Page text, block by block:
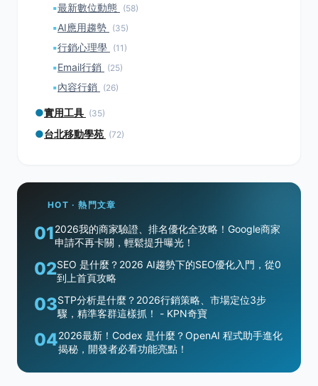
▪最新數位動態 (58)
▪AI應用趨勢 (35)
▪行銷心理學 (11)
▪Email行銷 (25)
▪內容行銷 (26)
●實用工具 (35)
●台北移動學苑 (72)
HOT · 熱門文章
012026我的商家驗證、排名優化全攻略！Google商家
申請不再卡關，輕鬆提升曝光！
02SEO 是什麼？2026 AI趨勢下的SEO優化入門，從0
到上首頁攻略
03STP分析是什麼？2026行銷策略、市場定位3步
驟，精準客群這樣抓！ - KPN奇寶
042026最新！Codex 是什麼？OpenAI 程式助手進化
揭秘，開發者必看功能亮點！